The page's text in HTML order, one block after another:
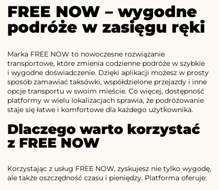
FREE NOW – wygodne
podróże w zasięgu ręki
Marka FREE NOW to nowoczesne rozwiązanie
transportowe, które zmienia codzienne podróże w szybkie
i wygodne doświadczenie. Dzięki aplikacji możesz w prosty
sposób zamawiać taksówki, współdzielone przejazdy i inne
opcje transportu w swoim mieście. Co więcej, dostępność
platformy w wielu lokalizacjach sprawia, że podróżowanie
staje się łatwe i komfortowe dla każdego użytkownika.
Dlaczego warto korzystać
z FREE NOW
Korzystając z usług FREE NOW, zyskujesz nie tylko wygodę,
ale także oszczędność czasu i pieniędzy. Platforma oferuje: